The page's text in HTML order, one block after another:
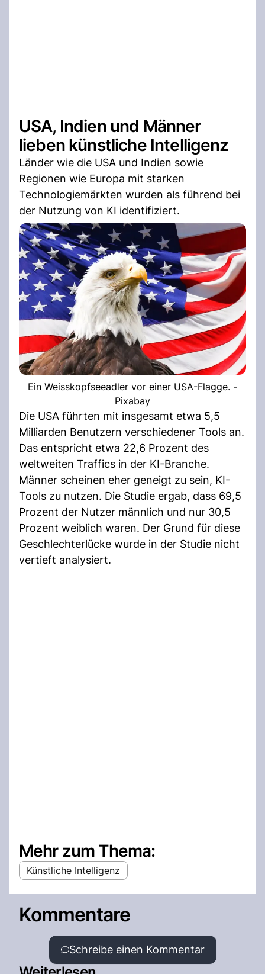
USA, Indien und Männer
lieben künstliche Intelligenz
Länder wie die USA und Indien sowie
Regionen wie Europa mit starken
Technologiemärkten wurden als führend bei
der Nutzung von KI identifiziert.
Ein Weisskopfseeadler vor einer USA-Flagge. -
Pixabay
Die USA führten mit insgesamt etwa 5,5
Milliarden Benutzern verschiedener Tools an.
Das entspricht etwa 22,6 Prozent des
weltweiten Traffics in der KI-Branche.
Männer scheinen eher geneigt zu sein, KI-
Tools zu nutzen. Die Studie ergab, dass 69,5
Prozent der Nutzer männlich und nur 30,5
Prozent weiblich waren. Der Grund für diese
Geschlechterlücke wurde in der Studie nicht
vertieft analysiert.
Mehr zum Thema:
Künstliche Intelligenz
Kommentare
Schreibe einen Kommentar